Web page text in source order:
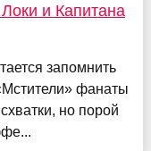
и Капитана
запомнить
фанаты
но порой